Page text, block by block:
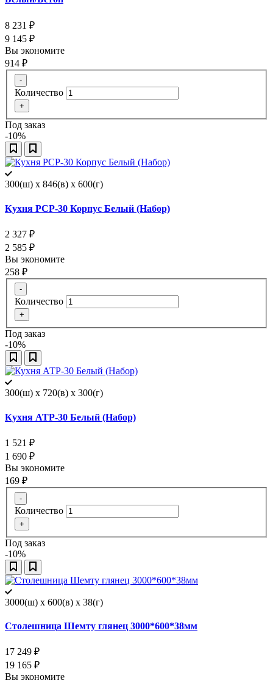
8 231 ₽
9 145 ₽
Вы экономите
914 ₽
-
Количество
+
Под заказ
-10%
300(ш) x 846(в) x 600(г)
Кухня РСР-30 Корпус Белый (Набор)
2 327 ₽
2 585 ₽
Вы экономите
258 ₽
-
Количество
+
Под заказ
-10%
300(ш) x 720(в) x 300(г)
Кухня АТР-30 Белый (Набор)
1 521 ₽
1 690 ₽
Вы экономите
169 ₽
-
Количество
+
Под заказ
-10%
3000(ш) x 600(в) x 38(г)
Столешница Шемту глянец 3000*600*38мм
17 249 ₽
19 165 ₽
Вы экономите